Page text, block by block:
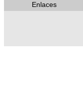
Enlaces